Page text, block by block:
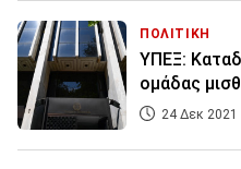
ΠΟΛΙΤΙΚΗ
ΥΠΕΞ:
ομάδας
24 Δεκ 2021